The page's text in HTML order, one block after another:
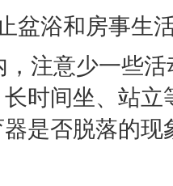
盆浴和房事生
注意少一些
时间坐、站
是否脱落的